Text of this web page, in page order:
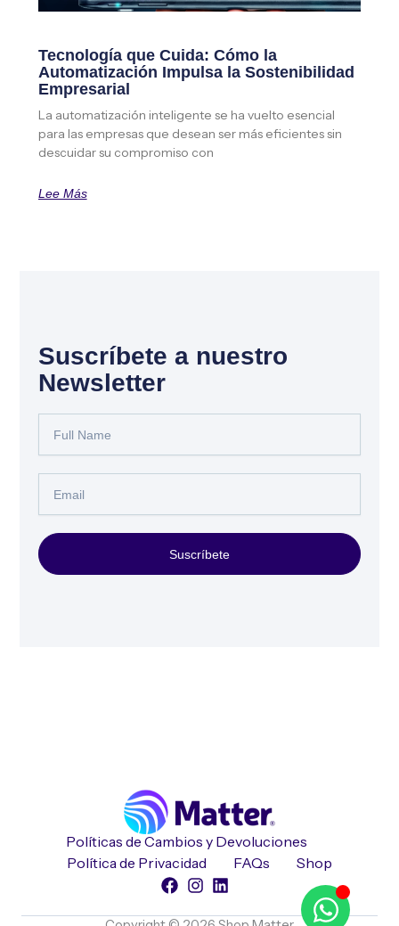
Tecnología que Cuida: Cómo la
Automatización Impulsa la Sostenibilidad
Empresarial
La automatización inteligente se ha vuelto esencial
para las empresas que desean ser más eficientes sin
descuidar su compromiso con
Lee Más
Suscríbete a nuestro
Newsletter
Name
Suscríbete
Políticas de Cambios y Devoluciones
Política de Privacidad
FAQs Shop